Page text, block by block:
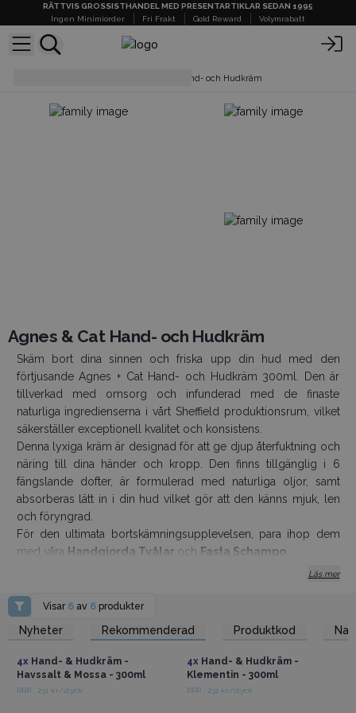
RÄTTVIS GROSSISTHANDEL MED PRESENTARTIKLAR SEDAN 1995
Ingen Minimiorder
Fri Frakt Gold Reward Volymrabatt
Agnes & Cat Hand- och Hudkräm
Agnes & Cat Hand- och Hudkräm
Skäm bort dina sinnen och friska upp din hud med den
förtjusande Agnes + Cat Hand- och Hudkräm 300ml. Den är
tillverkad med omsorg och infunderad med de finaste
naturliga ingredienserna i vårt Sheffield produktionsrum, vilket
säkerställer exceptionell kvalitet och konsistens.
Denna lyxiga kräm är designad för att ge djup återfuktning och
näring till dina händer och kropp. Den finns tillgänglig i 6
fängslande dofter, är formulerad med naturliga oljor, samt
absorberas lätt in i din hud vilket gör att den känns mjuk, len
och föryngrad.
För den ultimata bortskämningsupplevelsen, para ihop dem
med våra Handgjorda Tvålar och Fasta Schampo.
Våra flaskor är tillverkade av slitstarkt grått frostat glas, vilket
miljöpåverkan. Du kan enkelt rengöra flaskan och återanvända
favoritlotion eller flytande tvål.
Produktinfo:
Ingen SLS och SLES, parabenfri, palmoljefri
Läs mer
Visar 6 av 6 produkter
Nyheter Rekommenderad Produktkod
Få tillgång till
grossistpriser
4x Hand- & Hudkräm -
Havssalt & Mossa - 300ml
RRP : 231 kr/styck
Få tillgång till
grossistpriser
4x Hand- & Hudkräm -
Klementin - 300ml
RRP : 231 kr/styck